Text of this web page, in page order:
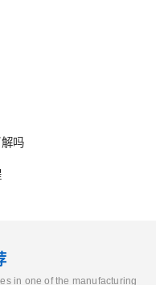
吗
in one of the manufacturing